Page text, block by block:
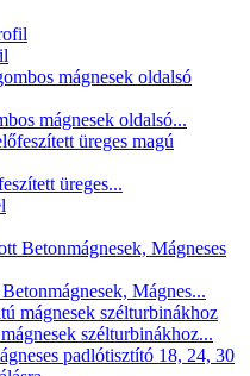
mágnesek oldalsó...
üreges...
Mágnes...
szélturbinákhoz...